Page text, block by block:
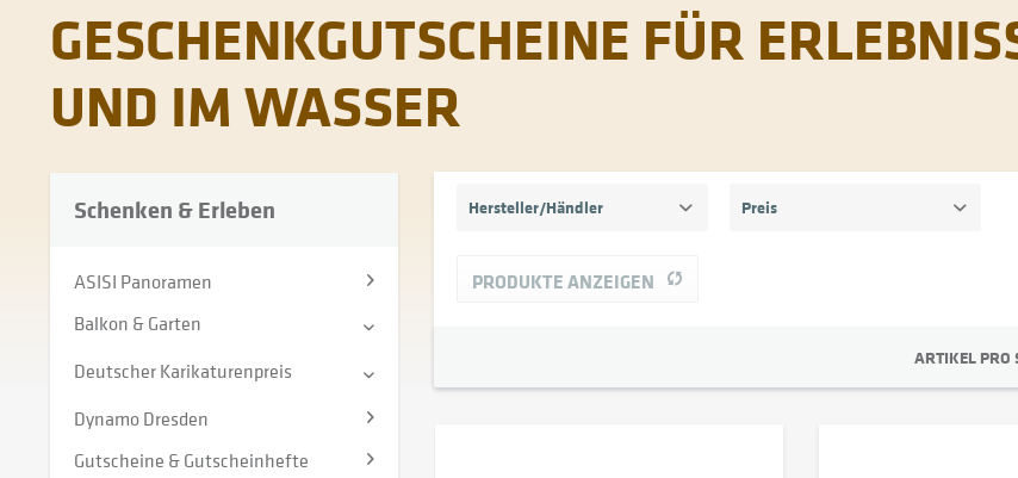
GESCHENKGUTSCHEINE FÜR
UND IM WASSER
Schenken & Erleben
ASISI Panoramen
Balkon & Garten
Deutscher Karikaturenpreis
Dynamo Dresden
Gutscheine & Gutscheinhefte
Hersteller/Händler Preis
PRODUKTE ANZEIGEN
ARTIKEL PRO